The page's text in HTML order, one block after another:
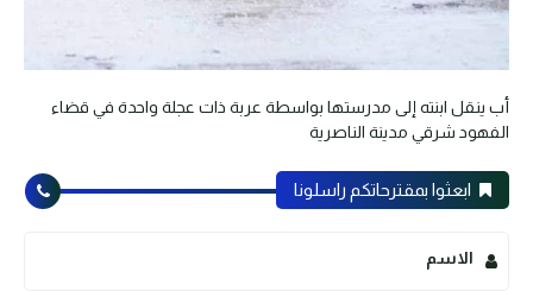
أب ينقل ابنته إلى مدرستها بواسطة عربة ذات عجلة واحدة في قضاء
الفهود شرقي مدينة الناصرية
ابعثوا بمقترحاتكم راسلونا
الاسم